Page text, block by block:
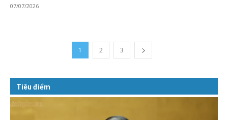
07/07/2026
1 2 3
Tiêu điểm